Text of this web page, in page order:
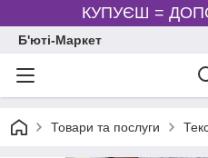
КУПУЄШ =
Б'юті-Маркет
Товари та послуги